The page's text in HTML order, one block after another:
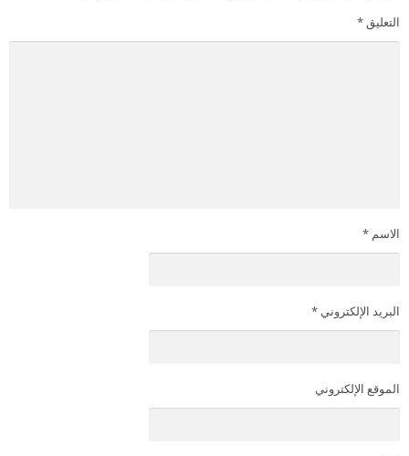
التعليق *
الاسم *
البريد الإلكتروني *
الموقع الإلكتروني